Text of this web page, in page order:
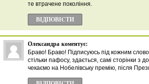
те втрачене покоління.
ВІДПОВІCТИ
Олександра коментує:
Браво! Браво! Підписуюсь під кожним
стільки пафосу, здається, самі сторінки з
чекаємо на Нобелівську премію, після